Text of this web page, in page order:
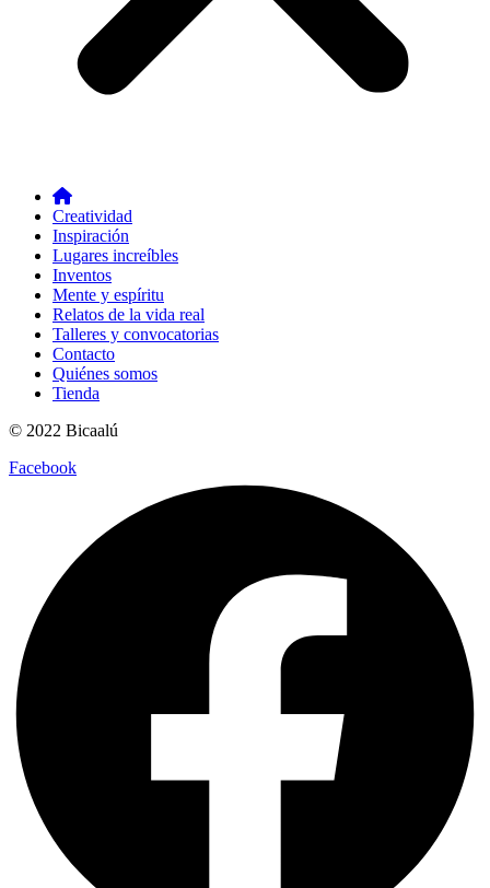
Creatividad
Inspiración
Lugares increíbles
Inventos
Mente y espíritu
Relatos de la vida real
Talleres y convocatorias
Contacto
Quiénes somos
Tienda
© 2022 Bicaalú
Facebook